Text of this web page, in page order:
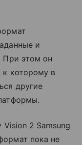
и
При этом он
к которому в
другие
Vision 2 Samsung
пока не